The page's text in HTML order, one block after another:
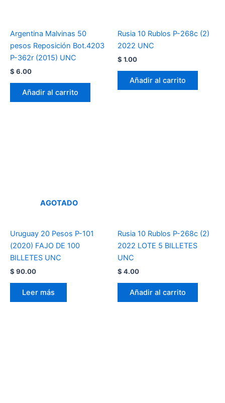
Argentina Malvinas 50
pesos Reposición Bot.4203
P-362r (2015) UNC
$ 6.00
Añadir al carrito
Rusia 10 Rublos P-268c (2)
2022 UNC
$ 1.00
Añadir al carrito
AGOTADO
Uruguay 20 Pesos P-101
(2020) FAJO DE 100
BILLETES UNC
$ 90.00
Leer más
Rusia 10 Rublos P-268c (2)
2022 LOTE 5 BILLETES
UNC
$ 4.00
Añadir al carrito